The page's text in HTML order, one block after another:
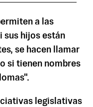
a las
sus hijos están
se hacen llamar
si tienen nombres
legislativas